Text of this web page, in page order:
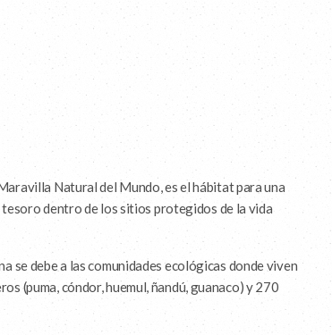
Natural del Mundo, es el hábitat para una
tesoro dentro de los sitios protegidos de la vida
se debe a las comunidades ecológicas donde viven
(puma, cóndor, huemul, ñandú, guanaco) y 270